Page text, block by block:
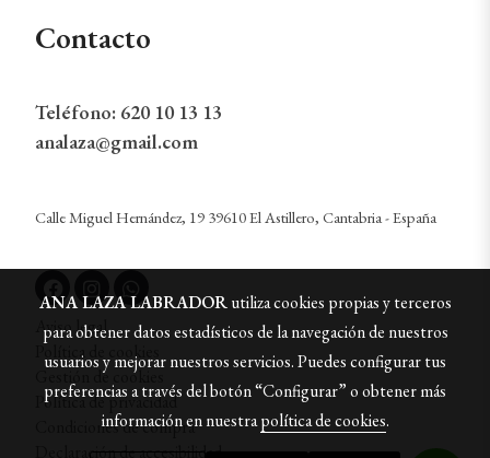
Contacto
Teléfono: 620 10 13 13
analaza@gmail.com
Calle Miguel Hernández, 19 39610 El Astillero, Cantabria - España
Aviso legal
Política de cookies
Gestión de cookies
Política de privacidad
Condiciones de compra
Declaración de accesibilidad
ANA LAZA LABRADORutiliza cookies propias y terceros
para obtener datos estadísticos de la navegación de nuestros
usuarios y mejorar nuestros servicios. Puedes configurar tus
preferencias a través del botón “Configurar” o obtener más
información en nuestrapolítica de cookies.